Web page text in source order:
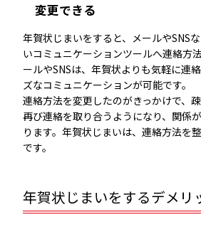
変更できる
年賀状じまいをすると、メールやSNS
いコミュニケーションツールへ連絡方
ールやSNSは、年賀状よりも気軽に連
ズなコミュニケーションが可能です。
連絡方法を変更したのがきっかけで、
再び連絡を取り合うようになり、関係
ります。年賀状じまいは、連絡方法を
です。
年賀状じまいをするデメリ